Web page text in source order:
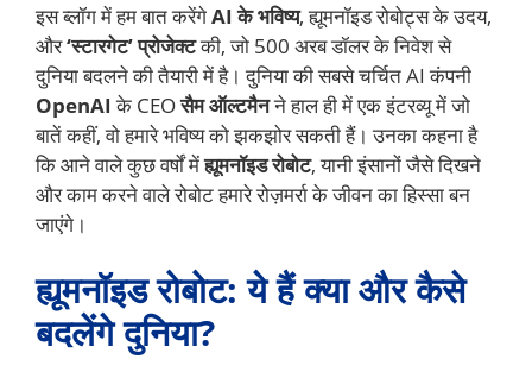
इस ब्लॉग में हम बात करेंगेAI के भविष्य, ह्यूमनॉइड रोबोट्स के उदय,
और‘स्टारगेट’ प्रोजेक्टकी, जो 500 अरब डॉलर के निवेश से
दुनिया बदलने की तैयारी में है। दुनिया की सबसे चर्चित AI कंपनी
OpenAI के CEOसैम ऑल्टमैनने हाल ही में एक इंटरव्यू में जो
बातें कहीं, वो हमारे भविष्य को झकझोर सकती हैं। उनका कहना है
कि आने वाले कुछ वर्षों मेंह्यूमनॉइड रोबोट, यानी इंसानों जैसे दिखने
और काम करने वाले रोबोट हमारे रोज़मर्रा के जीवन का हिस्सा बन
जाएंगे।
ह्यूमनॉइड रोबोट: ये हैं क्या और कैसे
बदलेंगे दुनिया?